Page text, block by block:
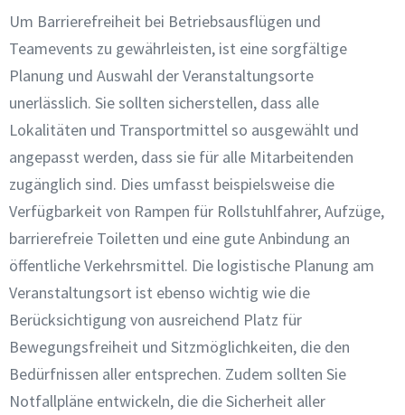
Um Barrierefreiheit bei Betriebsausflügen und
Teamevents zu gewährleisten, ist eine sorgfältige
Planung und Auswahl der Veranstaltungsorte
unerlässlich. Sie sollten sicherstellen, dass alle
Lokalitäten und Transportmittel so ausgewählt und
angepasst werden, dass sie für alle Mitarbeitenden
zugänglich sind. Dies umfasst beispielsweise die
Verfügbarkeit von Rampen für Rollstuhlfahrer, Aufzüge,
barrierefreie Toiletten und eine gute Anbindung an
öffentliche Verkehrsmittel. Die logistische Planung am
Veranstaltungsort ist ebenso wichtig wie die
Berücksichtigung von ausreichend Platz für
Bewegungsfreiheit und Sitzmöglichkeiten, die den
Bedürfnissen aller entsprechen. Zudem sollten Sie
Notfallpläne entwickeln, die die Sicherheit aller